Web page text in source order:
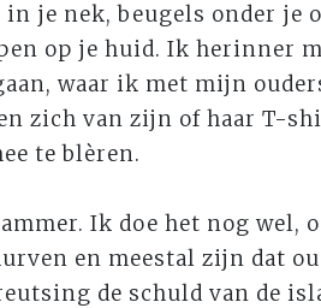
je nek, beugels onder je
op je huid. Ik herinner
waar ik met mijn
zich van zijn of haar T-
te blèren.
Ik doe het nog wel,
en meestal zijn dat
de schuld van de